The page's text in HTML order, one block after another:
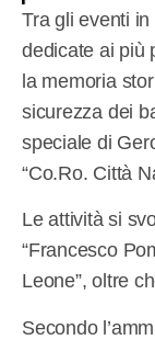
Tra gli eventi
dedicate ai più
la memoria
sicurezza dei
speciale di
“Co.Ro. Città
Le attività si
“Francesco
Leone”, oltre
Secondo